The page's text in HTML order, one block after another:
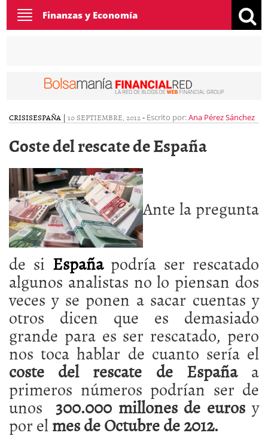
Toggle
navigation
Finanzas y Economía
CRISISESPAÑA | 10 SEPTIEMBRE, 2012- Escrito por:Ana Pérez Sánchez
Coste del rescate de España
Ante la pregunta
de si España podría ser rescatado
algunos analistas no lo piensan dos
veces y se ponen a sacar cuentas y
otros dicen que es demasiado
grande para es ser rescatado, pero
nos toca hablar de cuanto sería el
coste del rescate de Españaa
primeros números podrían ser de
unos 300.000 millones de euros y
por elmes de Octubre de 2012.